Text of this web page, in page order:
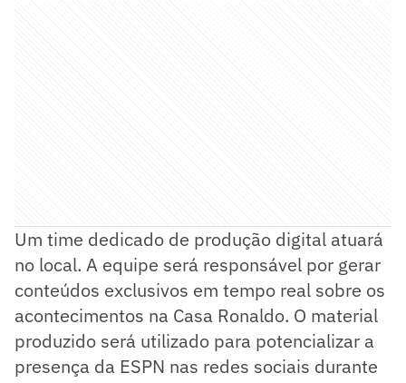
Um time dedicado de produção digital atuará
no local. A equipe será responsável por gerar
conteúdos exclusivos em tempo real sobre os
acontecimentos na Casa Ronaldo. O material
produzido será utilizado para potencializar a
presença da ESPN nas redes sociais durante